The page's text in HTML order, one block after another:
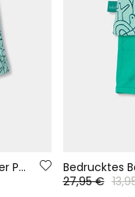
Baby-Set T-Shirt und Latzhose grüner Print
Bedrucktes
27,95 €